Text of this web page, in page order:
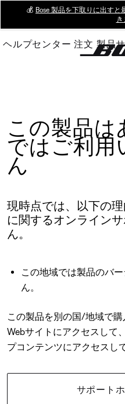
Main
💰 Bose 製品を下取りに出す
き
ヘルプセンター 注文 製品
この製品
ではご利用
ん
現時点では、以下の
に関するオンライン
ん。
この地域では製品のバ
ん。
この製品を別の国/地域で
Webサイトにアクセスして
プコンテンツにアクセスし
サポート